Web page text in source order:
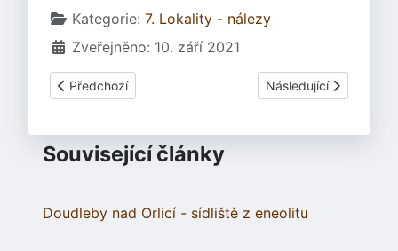
Základní údaje
Kategorie: 7. Lokality - nálezy
Zveřejněno: 10. září 2021
Předchozí článek: Horákov - mohyla Hlásnica
Předchozí Další článek: Skalice -
Následující
Související články
Doudleby nad Orlicí - sídliště z eneolitu